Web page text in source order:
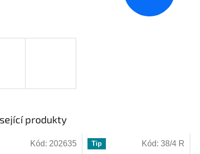
produkty
Kód: 202635 Tip Kód: 38/4 R